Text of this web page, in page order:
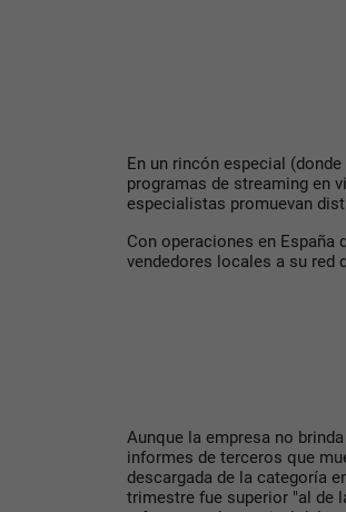
En un rincón especial
programas de streaming en
especialistas promuevan
Con operaciones en España
vendedores locales a su red
Aunque la empresa no
informes de terceros que
descargada de la categoría
trimestre fue superior "al de